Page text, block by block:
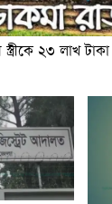
২৩ লাখ